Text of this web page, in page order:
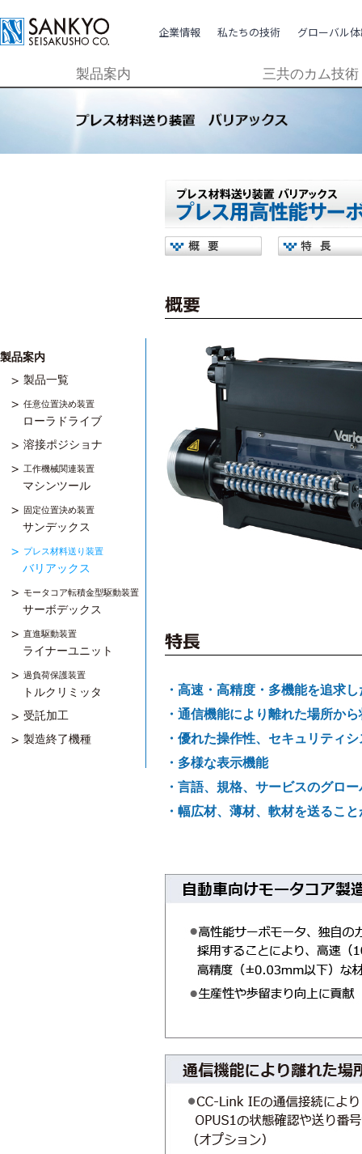
企業情報
COMPANY
私たちの技術
TECHNOLOGY
グローバル
GLOBAL
グローバル体制
PRODUCTS
製品について
CSR
社会貢献活動
製品案内 三共のカム技術
製品案内
製品一覧
任意位置決め装置
ローラドライブ
溶接ポジショナ
工作機械関連装置
マシンツール
固定位置決め装置
サンデックス
プレス材料送り装置
バリアックス
モータコア転積金型駆動装置
サーボデックス
直進駆動装置
ライナーユニット
過負荷保護装置
トルクリミッタ
受託加工
製造終了機種
・高速・高精度・多機能を追求
・通信機能により離れた場所か
・優れた操作性、セキュリティ
・多様な表示機能
・言語、規格、サービスのグロ
・幅広材、薄材、軟材を送るこ